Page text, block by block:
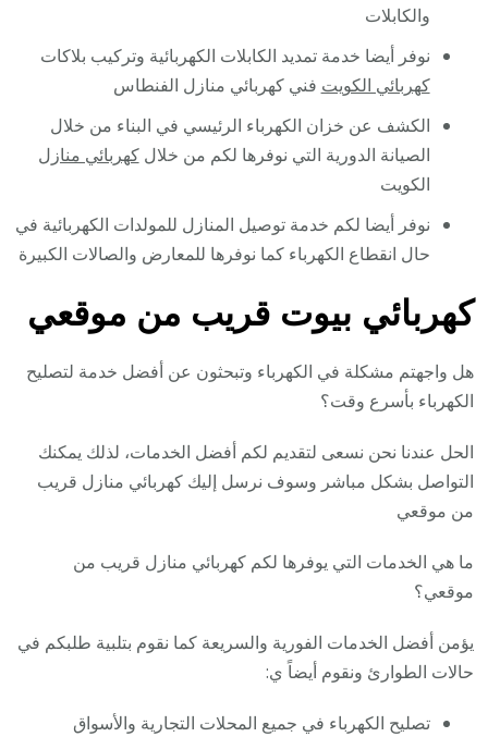
والكابلات
نوفر أيضا خدمة تمديد الكابلات الكهربائية وتركيب بلاكات
كهربائي الكويت فني كهربائي منازل الفنطاس
الكشف عن خزان الكهرباء الرئيسي في البناء من خلال
الصيانة الدورية التي نوفرها لكم من خلالكهربائي منازل
الكويت
نوفر أيضا لكم خدمة توصيل المنازل للمولدات الكهربائية في
حال انقطاع الكهرباء كما نوفرها للمعارض والصالات الكبيرة
كهربائي بيوت قريب من موقعي
هل واجهتم مشكلة في الكهرباء وتبحثون عن أفضل خدمة لتصليح
الكهرباء بأسرع وقت؟
الحل عندنا نحن نسعى لتقديم لكم أفضل الخدمات، لذلك يمكنك
التواصل بشكل مباشر وسوف نرسل إليك كهربائي منازل قريب
من موقعي
ما هي الخدمات التي يوفرها لكم كهربائي منازل قريب من
موقعي؟
يؤمن أفضل الخدمات الفورية والسريعة كما نقوم بتلبية طلبكم في
حالات الطوارئ ونقوم أيضاً ي:
تصليح الكهرباء في جميع المحلات التجارية والأسواق